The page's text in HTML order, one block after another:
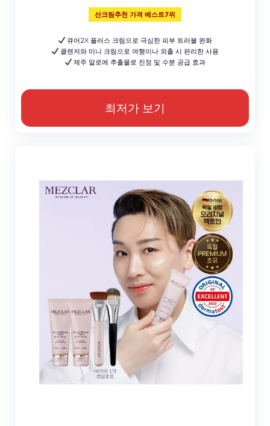
선크림추천 가격 베스트7위
큐어2X 플러스 크림으로 극심한 피부 트러블 완화
클렌저와 미니 크림으로 여행이나 외출 시 편리한 사용
제주 알로에 추출물로 진정 및 수분 공급 효과
최저가 보기